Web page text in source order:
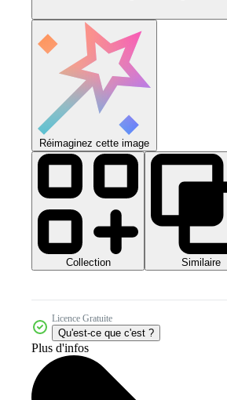
Réimaginez cette image
Collection Similaire
Licence Gratuite
Qu'est-ce que c'est ?
Plus d'infos